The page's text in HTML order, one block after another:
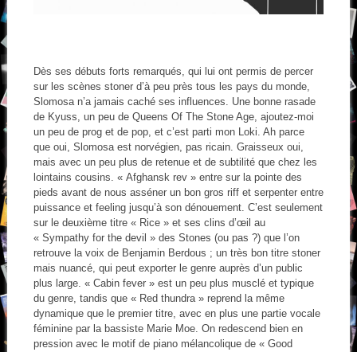
Dès ses débuts forts remarqués, qui lui ont permis de percer
sur les scènes stoner d’à peu près tous les pays du monde,
Slomosa n’a jamais caché ses influences. Une bonne rasade
de Kyuss, un peu de Queens Of The Stone Age, ajoutez-moi
un peu de prog et de pop, et c’est parti mon Loki. Ah parce
que oui, Slomosa est norvégien, pas ricain. Graisseux oui,
mais avec un peu plus de retenue et de subtilité que chez les
lointains cousins. « Afghansk rev » entre sur la pointe des
pieds avant de nous asséner un bon gros riff et serpenter entre
puissance et feeling jusqu’à son dénouement. C’est seulement
sur le deuxième titre « Rice » et ses clins d’œil au
« Sympathy for the devil » des Stones (ou pas ?) que l’on
retrouve la voix de Benjamin Berdous ; un très bon titre stoner
mais nuancé, qui peut exporter le genre auprès d’un public
plus large. « Cabin fever » est un peu plus musclé et typique
du genre, tandis que « Red thundra » reprend la même
dynamique que le premier titre, avec en plus une partie vocale
féminine par la bassiste Marie Moe. On redescend bien en
pression avec le motif de piano mélancolique de « Good